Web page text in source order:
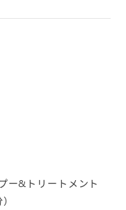
ー&トリートメント